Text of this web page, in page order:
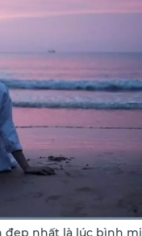
đẹp nhất là lúc bình